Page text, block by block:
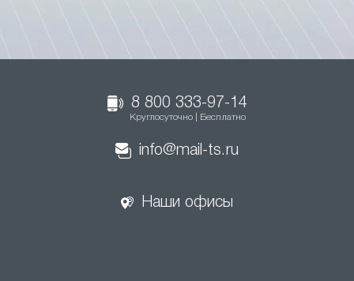
8 800 333-97-14
Круглосуточно | Бесплатно
info@mail-ts.ru
Наши офисы